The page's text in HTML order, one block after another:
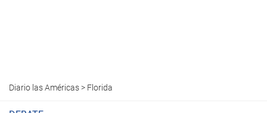
Diario las Américas> Florida